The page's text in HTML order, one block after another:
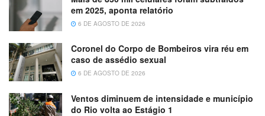
em 2025, aponta relatório
6 DE AGOSTO DE 2026
Coronel do Corpo de Bombeiros vira réu em
caso de assédio sexual
6 DE AGOSTO DE 2026
Ventos diminuem de intensidade e município
do Rio volta ao Estágio 1